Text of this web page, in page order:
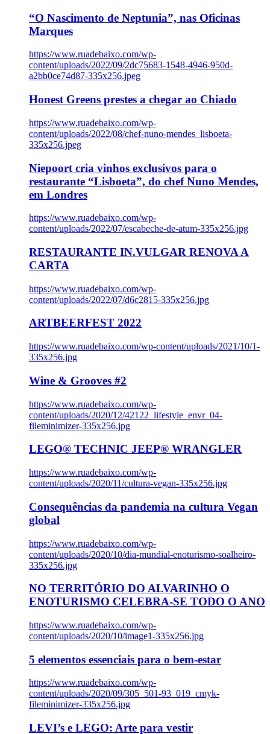
“O Nascimento de Neptunia”, nas Oficinas
Marques
https://www.ruadebaixo.com/wp-
content/uploads/2022/09/2dc75683-1548-4946-950d-
a2bb0ce74d87-335x256.jpeg
Honest Greens prestes a chegar ao Chiado
https://www.ruadebaixo.com/wp-
content/uploads/2022/08/chef-nuno-mendes_lisboeta-
335x256.jpeg
Niepoort cria vinhos exclusivos para o
restaurante “Lisboeta”, do chef Nuno Mendes,
em Londres
https://www.ruadebaixo.com/wp-
content/uploads/2022/07/escabeche-de-atum-335x256.jpg
RESTAURANTE IN.VULGAR RENOVA A
CARTA
https://www.ruadebaixo.com/wp-
content/uploads/2022/07/d6c2815-335x256.jpg
ARTBEERFEST 2022
https://www.ruadebaixo.com/wp-content/uploads/2021/10/1-
335x256.jpg
Wine & Grooves #2
https://www.ruadebaixo.com/wp-
content/uploads/2020/12/42122_lifestyle_envr_04-
fileminimizer-335x256.jpg
LEGO® TECHNIC JEEP® WRANGLER
https://www.ruadebaixo.com/wp-
content/uploads/2020/11/cultura-vegan-335x256.jpg
Consequências da pandemia na cultura Vegan
global
https://www.ruadebaixo.com/wp-
content/uploads/2020/10/dia-mundial-enoturismo-soalheiro-
335x256.jpg
NO TERRITÓRIO DO ALVARINHO O
ENOTURISMO CELEBRA-SE TODO O ANO
https://www.ruadebaixo.com/wp-
content/uploads/2020/10/image1-335x256.jpg
5 elementos essenciais para o bem-estar
https://www.ruadebaixo.com/wp-
content/uploads/2020/09/305_501-93_019_cmyk-
fileminimizer-335x256.jpg
LEVI’s e LEGO: Arte para vestir